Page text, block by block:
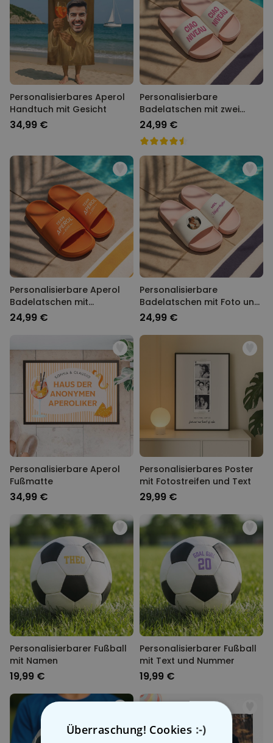
Personalisierbares Aperol
Handtuch mit Gesicht
34,99 €
Personalisierbare
Badelatschen mit zwei
Zeilen
24,99 €
Personalisierbare Aperol
Badelatschen mit
Jahreszahl
24,99 €
Personalisierbare
Badelatschen mit Foto und
Text
24,99 €
Personalisierbare Aperol
Fußmatte
34,99 €
Personalisierbares Poster
mit Fotostreifen und Text
29,99 €
Personalisierbarer Fußball
mit Namen
19,99 €
Personalisierbarer Fußball
mit Text und Nummer
19,99 €
Überraschung! Cookies :-)